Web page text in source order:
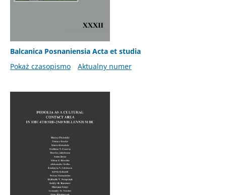
Balcanica Posnaniensia Acta et studia
Pokaż czasopismo
Aktualny numer